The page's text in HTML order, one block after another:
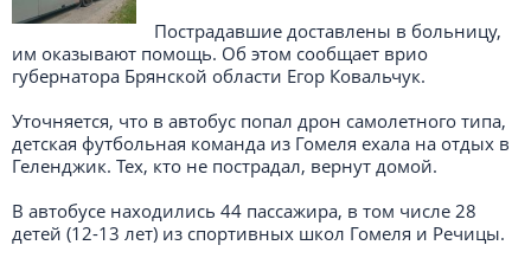
Пострадавшие доставлены в больницу,
им оказывают помощь. Об этом сообщает врио
губернатора Брянской области Егор Ковальчук.
Уточняется, что в автобус попал дрон самолетного типа,
детская футбольная команда из Гомеля ехала на отдых в
Геленджик. Тех, кто не пострадал, вернут домой.
В автобусе находились 44 пассажира, в том числе 28
детей (12-13 лет) из спортивных школ Гомеля и Речицы.